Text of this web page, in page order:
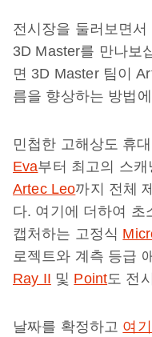
전시장을 둘러보면서
3D Master를 만나보
면 3D Master 팀이
름을 향상하는 방법
민첩한 고해상도 휴
Eva부터 최고의 스
Artec Leo까지 전체
다. 여기에 더하여 초
캡처하는 고정식
로젝트와 계측 등급
Ray II 및 Point도 전
날짜를 확정하고 여